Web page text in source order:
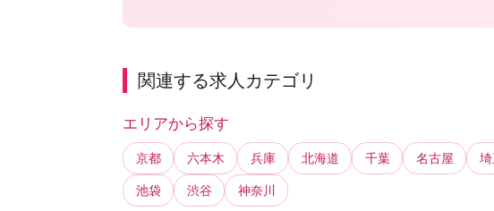
関連する求人カテゴリ
エリアから探す
京都 六本木 兵庫 北海道 千葉 名古屋 埼
池袋 渋谷 神奈川